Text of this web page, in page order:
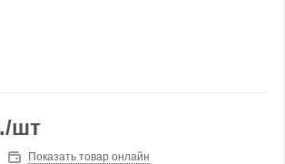
/шт
Показать товар онлайн